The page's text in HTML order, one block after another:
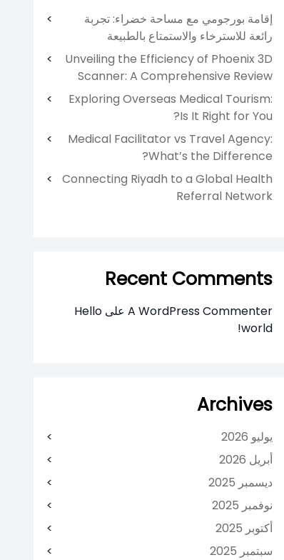
إقامة بورجومي مع مساحة خضراء: تجربة
رائعة للاسترخاء والاستمتاع بالطبيعة
Unveiling the Efficiency of Phoenix 3D
Scanner: A Comprehensive Review
Exploring Overseas Medical Tourism:
Is It Right for You?
Medical Facilitator vs Travel Agency:
What’s the Difference?
Connecting Riyadh to a Global Health
Referral Network
Recent Comments
A WordPress Commenter على Hello
world!
Archives
يوليو 2026
أبريل 2026
ديسمبر 2025
نوفمبر 2025
أكتوبر 2025
سبتمبر 2025